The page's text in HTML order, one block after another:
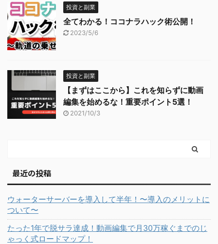
投資と副業
全てわかる！ココナラハック術公開！
2023/5/6
投資と副業
【まずはここから】これを知らずに動画
編集を始めるな！重要ポイント5選！
2021/10/3
最近の投稿
ウォーターサーバーを導入して半年！〜導入のメリットに
ついて〜
たった1年で脱サラ達成！動画編集で月30万稼ぐまでのじ
ゃっく式ロードマップ！